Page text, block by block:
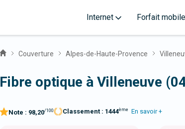
Internet Forfait mobile
Couverture Alpes-de-Haute-Provence
Fibre optique à Villeneuve
Note : 98,20/100 Classement : 1444ème En savoir +